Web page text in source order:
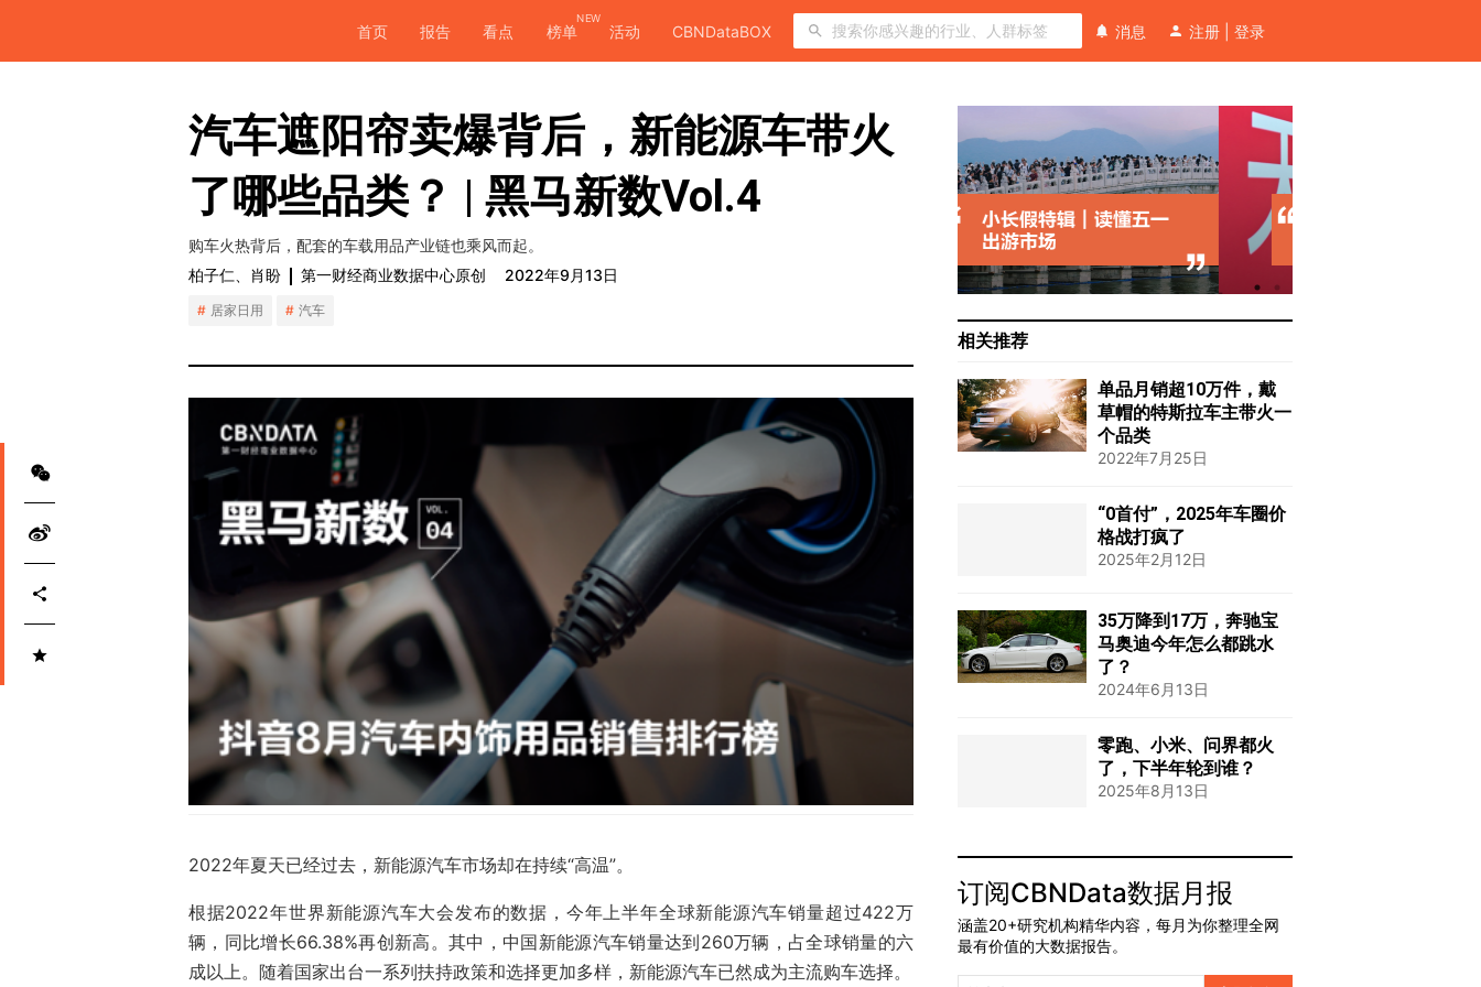
首页 报告 看点 榜单
NEW
活动 CBNDataBOX 消息 注册 登录
汽车遮阳帘卖爆背后，新能源车带火
了哪些品类？ | 黑马新数Vol.4
购车火热背后，配套的车载用品产业链也乘风而起。
柏子仁、肖盼
第一财经商业数据中心原创 2022年9月13日
居家日用 汽车
2022年夏天已经过去，新能源汽车市场却在持续“高温”。
根据2022年世界新能源汽车大会发布的数据，今年上半年全球新能源汽车销量超过422万
辆，同比增长66.38%再创新高。其中，中国新能源汽车销量达到260万辆，占全球销量的六
成以上。随着国家出台一系列扶持政策和选择更加多样，新能源汽车已然成为主流购车选择。
相关推荐
单品月销超10万件，戴
草帽的特斯拉车主带火一
个品类
2022年7月25日
“0首付”，2025年车圈价
格战打疯了
2025年2月12日
35万降到17万，奔驰宝
马奥迪今年怎么都跳水
了？
2024年6月13日
零跑、小米、问界都火
了，下半年轮到谁？
2025年8月13日
订阅CBNData数据月报
涵盖20+研究机构精华内容，每月为你整理全网
最有价值的大数据报告。